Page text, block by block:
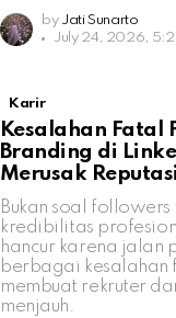
by Jati Sunarto
July 24, 2026,
Karir
Kesalahan Fatal
Branding di
Merusak Reputasi
Bukan soal followers
kredibilitas
hancur karena jalan
berbagai kesalahan
membuat rekruter
menjauh.